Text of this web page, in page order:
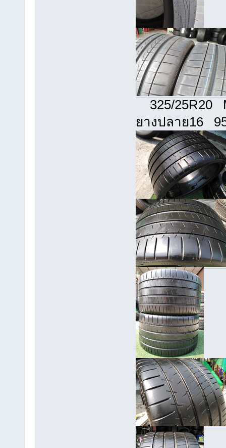
325/25R20
ยางปลาย16